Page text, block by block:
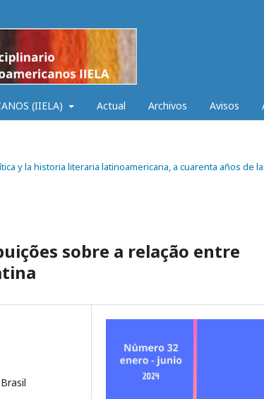
(IIELA) Actual Archivos Avisos
y la historia literaria latinoamericana, a cuarenta años de
sobre a relação entre